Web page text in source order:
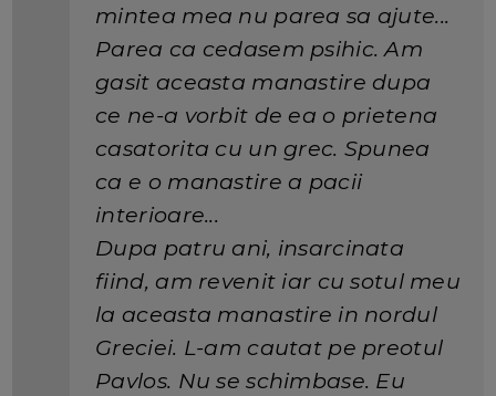
mintea mea nu parea sa ajute...
Parea ca cedasem psihic. Am
gasit aceasta manastire dupa
ce ne-a vorbit de ea o prietena
casatorita cu un grec. Spunea
ca e o manastire a pacii
interioare...
Dupa patru ani, insarcinata
fiind, am revenit iar cu sotul meu
la aceasta manastire in nordul
Greciei. L-am cautat pe preotul
Pavlos. Nu se schimbase. Eu